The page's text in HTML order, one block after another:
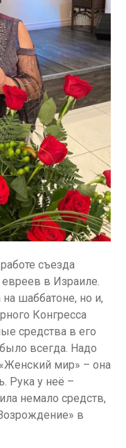
съезда
евреев в Израиле.
шаббатоне, но и,
Конгресса
средства в его
всегда. Надо
мир» – она
Рука у неё –
немало средств,
в